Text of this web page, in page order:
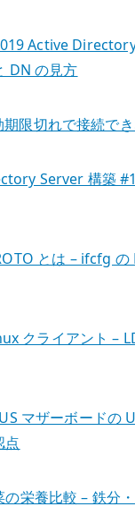
Active
DN の見方
期限切れで接続で
Server 構築
とは – ifcfg
クライアント –
マザーボードの
点
栄養比較 – 鉄分